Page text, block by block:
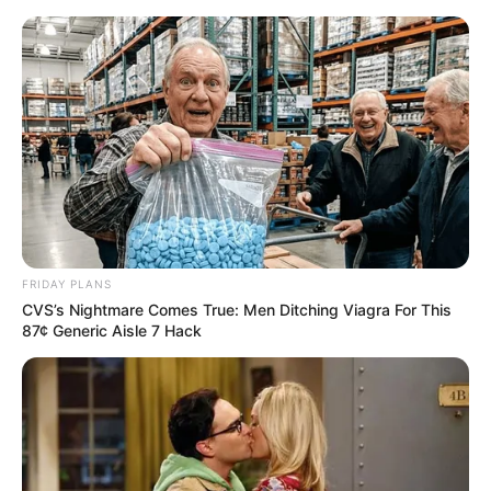
Guia Completo de Crochê para
Iniciantes
FRIDAY PLANS
CVS’s Nightmare Comes True: Men Ditching Viagra For This
87¢ Generic Aisle 7 Hack